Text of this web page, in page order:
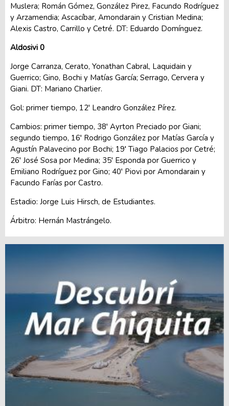
Muslera; Román Gómez, González Pirez, Facundo Rodríguez
y Arzamendia; Ascacíbar, Amondarain y Cristian Medina;
Alexis Castro, Carrillo y Cetré. DT: Eduardo Domínguez.
Aldosivi 0
Jorge Carranza, Cerato, Yonathan Cabral, Laquidain y
Guerrico; Gino, Bochi y Matías García; Serrago, Cervera y
Giani. DT: Mariano Charlier.
Gol: primer tiempo, 12′ Leandro González Pírez.
Cambios: primer tiempo, 38′ Ayrton Preciado por Giani;
segundo tiempo, 16′ Rodrigo González por Matías García y
Agustín Palavecino por Bochi; 19′ Tiago Palacios por Cetré;
26′ José Sosa por Medina; 35′ Esponda por Guerrico y
Emiliano Rodríguez por Gino; 40′ Piovi por Amondarain y
Facundo Farías por Castro.
Estadio: Jorge Luis Hirsch, de Estudiantes.
Árbitro: Hernán Mastrángelo.